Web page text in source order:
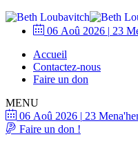
06 Aoû 2026 | 23
Accueil
Contactez-nous
Faire un don
MENU
06 Aoû 2026 | 23
Faire un don !